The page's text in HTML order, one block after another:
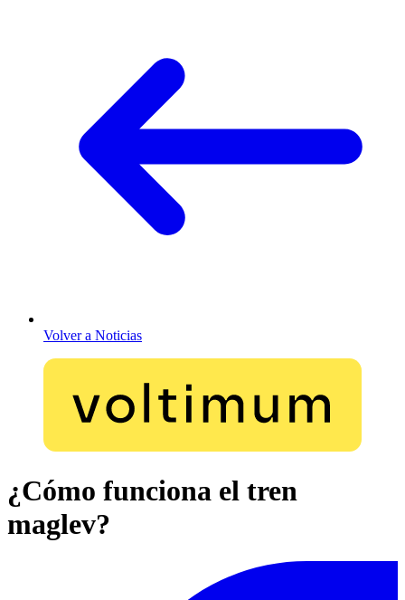
Volver a Noticias
¿Cómo funciona el tren
maglev?